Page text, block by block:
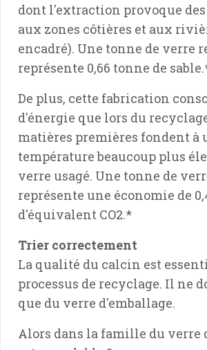
dont l'extraction provoque des
aux zones côtières et aux
encadré). Une tonne de verre
représente 0,66 tonne de
De plus, cette fabrication
d'énergie que lors du
matières premières fondent à
température beaucoup plus
verre usagé. Une tonne de
représente une économie de
d'équivalent CO2.*
Trier correctement
La qualité du calcin est
processus de recyclage. Il ne
que du verre d'emballage.
Alors dans la famille du verre